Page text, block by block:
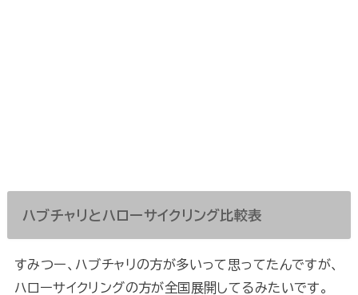
ハブチャリとハローサイクリング比較表
すみつー、ハブチャリの方が多いって思ってたんですが、
ハローサイクリングの方が全国展開してるみたいです。